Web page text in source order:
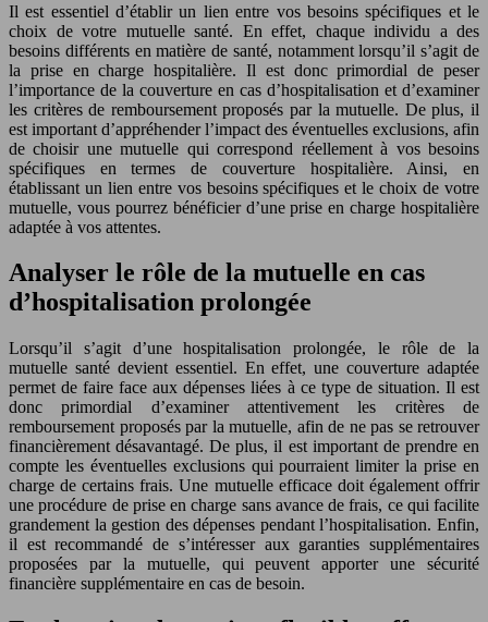
Il est essentiel d’établir un lien entre vos besoins spécifiques et le
choix de votre mutuelle santé. En effet, chaque individu a des
besoins différents en matière de santé, notamment lorsqu’il s’agit de
la prise en charge hospitalière. Il est donc primordial de peser
l’importance de la couverture en cas d’hospitalisation et d’examiner
les critères de remboursement proposés par la mutuelle. De plus, il
est important d’appréhender l’impact des éventuelles exclusions, afin
de choisir une mutuelle qui correspond réellement à vos besoins
spécifiques en termes de couverture hospitalière. Ainsi, en
établissant un lien entre vos besoins spécifiques et le choix de votre
mutuelle, vous pourrez bénéficier d’une prise en charge hospitalière
adaptée à vos attentes.
Analyser le rôle de la mutuelle en cas
d’hospitalisation prolongée
Lorsqu’il s’agit d’une hospitalisation prolongée, le rôle de la
mutuelle santé devient essentiel. En effet, une couverture adaptée
permet de faire face aux dépenses liées à ce type de situation. Il est
donc primordial d’examiner attentivement les critères de
remboursement proposés par la mutuelle, afin de ne pas se retrouver
financièrement désavantagé. De plus, il est important de prendre en
compte les éventuelles exclusions qui pourraient limiter la prise en
charge de certains frais. Une mutuelle efficace doit également offrir
une procédure de prise en charge sans avance de frais, ce qui facilite
grandement la gestion des dépenses pendant l’hospitalisation. Enfin,
il est recommandé de s’intéresser aux garanties supplémentaires
proposées par la mutuelle, qui peuvent apporter une sécurité
financière supplémentaire en cas de besoin.